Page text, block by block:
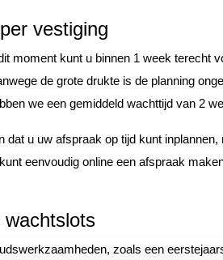
vestiging
moment kunt u binnen 1 week terecht
de grote drukte is de planning
we een gemiddeld wachttijd van 2
dat u uw afspraak op tijd kunt
eenvoudig online een afspraak
wachtslots
zoals een